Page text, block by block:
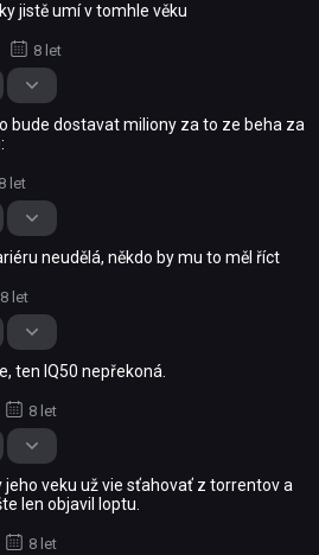
jistě umí v tomhle věku
8 let
bude dostavat miliony za to ze beha za
8 let
neudělá, někdo by mu to měl říct
8 let
ten IQ50 nepřekoná.
8 let
jeho veku už vie sťahovať z torrentov a
len objavil loptu.
8 let